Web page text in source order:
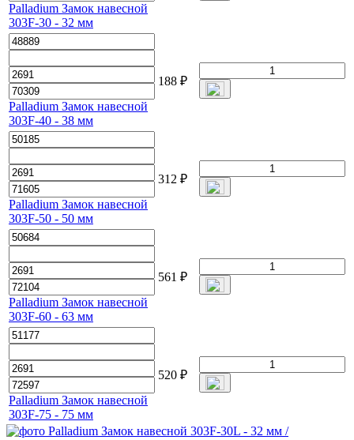
Palladium Замок навесной
303F-30 - 32 мм
Palladium Замок навесной
303F-40 - 38 мм
188 ₽
Palladium Замок навесной
303F-50 - 50 мм
312 ₽
Palladium Замок навесной
303F-60 - 63 мм
561 ₽
Palladium Замок навесной
303F-75 - 75 мм
520 ₽